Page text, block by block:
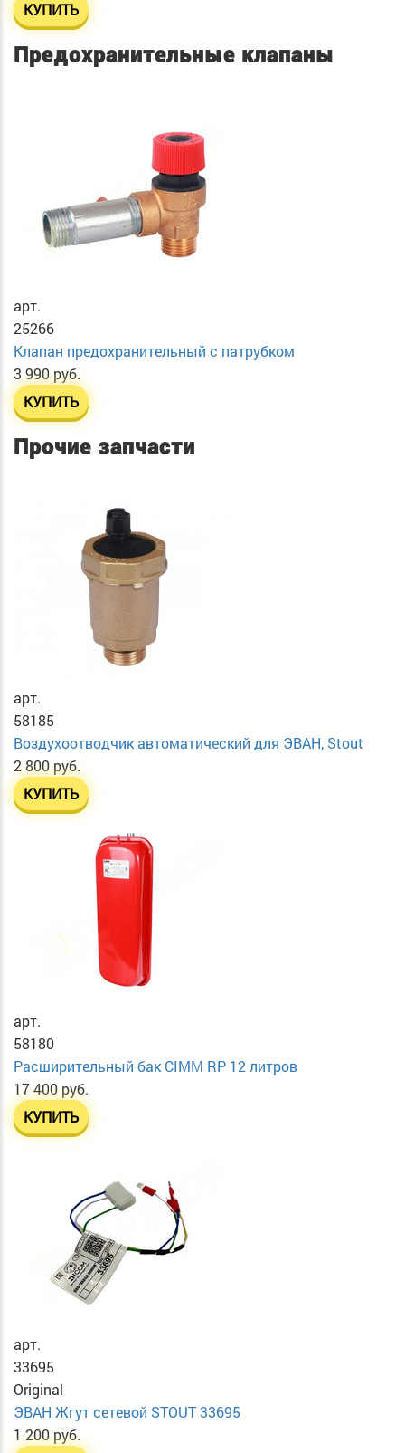
КУПИТЬ
Предохранительные клапаны
арт.
25266
Клапан предохранительный с патрубком
3 990 руб.
КУПИТЬ
Прочие запчасти
арт.
58185
Воздухоотводчик автоматический для ЭВАН, Stout
2 800 руб.
КУПИТЬ
арт.
58180
Расширительный бак CIMM RP 12 литров
17 400 руб.
КУПИТЬ
арт.
33695
Original
ЭВАН Жгут сетевой STOUT 33695
1 200 руб.